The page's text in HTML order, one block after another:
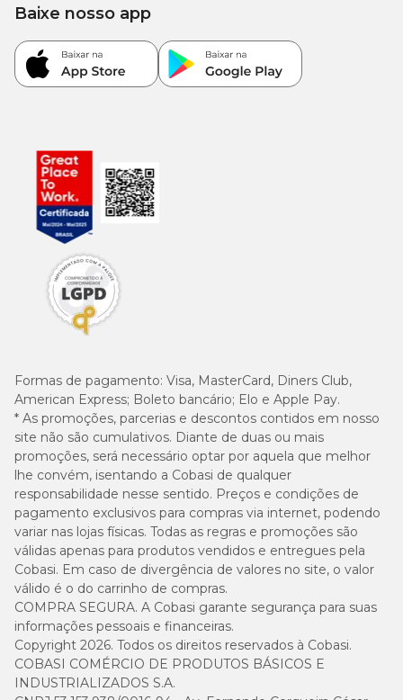
Formas de pagamento: Visa, MasterCard, Diners Club,
American Express; Boleto bancário; Elo e Apple Pay.
* As promoções, parcerias e descontos contidos em nosso
site não são cumulativos. Diante de duas ou mais
promoções, será necessário optar por aquela que melhor
lhe convém, isentando a Cobasi de qualquer
responsabilidade nesse sentido. Preços e condições de
pagamento exclusivos para compras via internet, podendo
variar nas lojas físicas. Todas as regras e promoções são
válidas apenas para produtos vendidos e entregues pela
Cobasi. Em caso de divergência de valores no site, o valor
válido é o do carrinho de compras.
COMPRA SEGURA. A Cobasi garante segurança para suas
informações pessoais e financeiras.
Copyright 2026. Todos os direitos reservados à Cobasi.
COBASI COMÉRCIO DE PRODUTOS BÁSICOS E
INDUSTRIALIZADOS S.A.
Baixe nosso app